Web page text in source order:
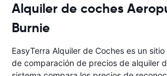
Alquiler de coches
Burnie
EasyTerra Alquiler de Coches es un
de comparación de precios de alquiler